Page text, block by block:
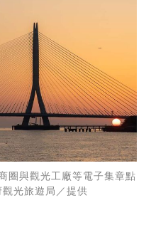
圈與觀光工廠等電子集章點
光旅遊局／提供